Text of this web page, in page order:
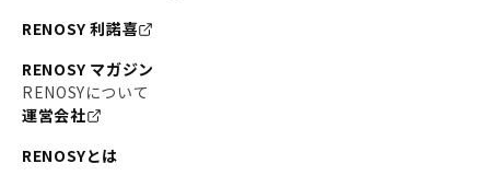
RENOSY 利諾喜
RENOSY マガジン
RENOSYについて
運営会社
RENOSYとは